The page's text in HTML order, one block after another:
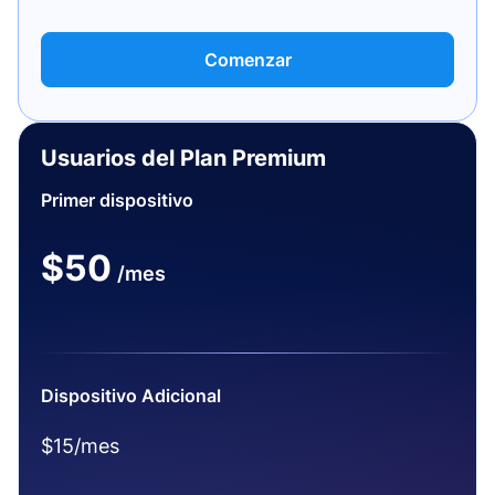
Comenzar
Usuarios del Plan Premium
Primer dispositivo
$50 /mes
Dispositivo Adicional
$15/mes